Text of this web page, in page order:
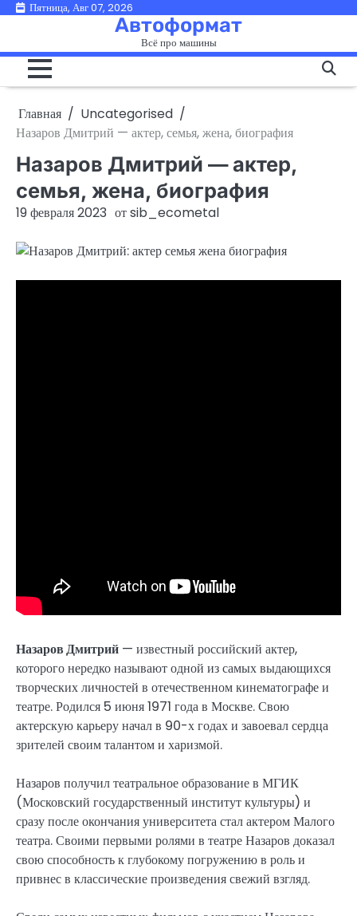
ПерейтиПятница, Авг 07, 2026
Автоформат
Всё про машины
Главная
Uncategorised
Назаров Дмитрий — актер, семья, жена, биография
Назаров Дмитрий — актер,
семья, жена, биография
19 февраля 2023 отsib_ecometal
Назаров Дмитрий — известный российский актер,
которого нередко называют одной из самых выдающихся
творческих личностей в отечественном кинематографе и
театре. Родился 5 июня 1971 года в Москве. Свою
актерскую карьеру начал в 90-х годах и завоевал сердца
зрителей своим талантом и харизмой.
Назаров получил театральное образование в МГИК
(Московский государственный институт культуры) и
сразу после окончания университета стал актером Малого
театра. Своими первыми ролями в театре Назаров доказал
свою способность к глубокому погружению в роль и
привнес в классические произведения свежий взгляд.